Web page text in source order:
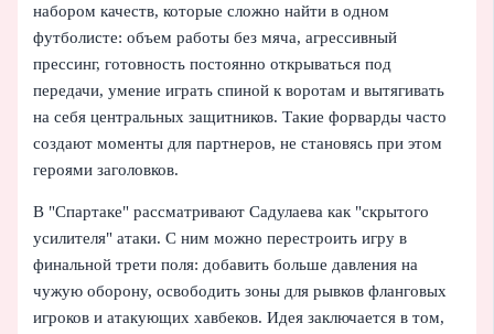
набором качеств, которые сложно найти в одном
футболисте: объем работы без мяча, агрессивный
прессинг, готовность постоянно открываться под
передачи, умение играть спиной к воротам и вытягивать
на себя центральных защитников. Такие форварды часто
создают моменты для партнеров, не становясь при этом
героями заголовков.
В "Спартаке" рассматривают Садулаева как "скрытого
усилителя" атаки. С ним можно перестроить игру в
финальной трети поля: добавить больше давления на
чужую оборону, освободить зоны для рывков фланговых
игроков и атакующих хавбеков. Идея заключается в том,